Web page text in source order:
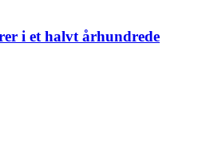
i et halvt århundrede